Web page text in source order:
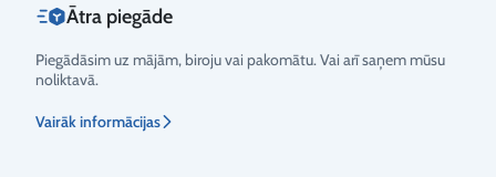
Ātra piegāde
Piegādāsim uz mājām, biroju vai pakomātu. Vai arī saņem mūsu
noliktavā.
Vairāk informācijas